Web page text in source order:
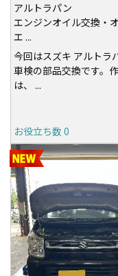
アルトラパン
エンジンオイル交換・
エ ...
今回はスズキ アルトラ
車検の部品交換です。
は、 ...
お役立ち数 0